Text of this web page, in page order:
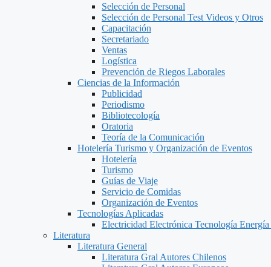
Selección de Personal
Selección de Personal Test Videos y Otros
Capacitación
Secretariado
Ventas
Logística
Prevención de Riegos Laborales
Ciencias de la Información
Publicidad
Periodismo
Bibliotecología
Oratoria
Teoría de la Comunicación
Hotelería Turismo y Organización de Eventos
Hotelería
Turismo
Guías de Viaje
Servicio de Comidas
Organización de Eventos
Tecnologías Aplicadas
Electricidad Electrónica Tecnología Energía
Literatura
Literatura General
Literatura Gral Autores Chilenos